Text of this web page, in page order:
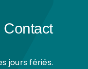
Contact
jours fériés.